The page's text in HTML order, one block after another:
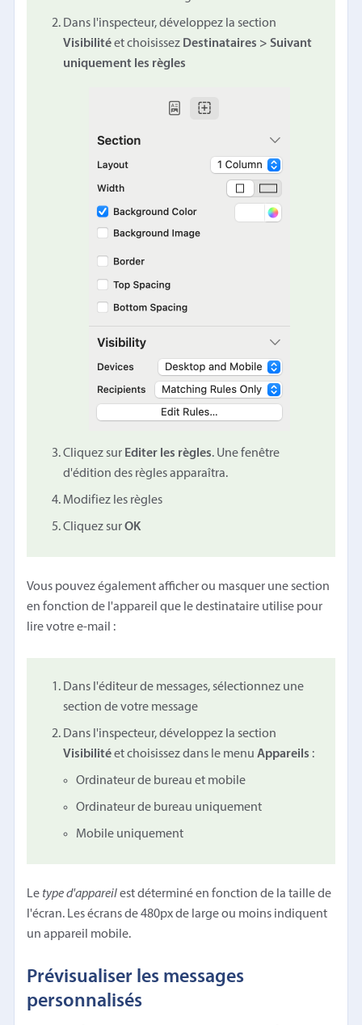
Dans l'inspecteur, développez la section
Visibilitéet choisissez Destinataires > Suivant
uniquement les règles
Cliquez sur Editer les règles. Une fenêtre
d'édition des règles apparaîtra.
Modifiez les règles
Cliquez surOK
Vous pouvez également afficher ou masquer une section
en fonction de l'appareil que le destinataire utilise pour
lire votre e-mail :
Dans l'éditeur de messages, sélectionnez une
section de votre message
Dans l'inspecteur, développez la section
Visibilitéet choisissez dans le menuAppareils :
Ordinateur de bureau et mobile
Ordinateur de bureau uniquement
Mobile uniquement
Le type d'appareilest déterminé en fonction de la taille de
l'écran. Les écrans de 480px de large ou moins indiquent
un appareil mobile.
Prévisualiser les messages
personnalisés